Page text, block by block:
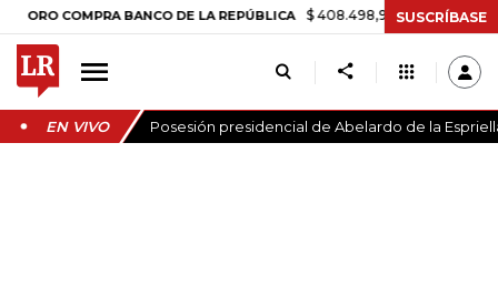
COMPRA BANCO DE LA REPÚBLICA $ 408.498,97 +$ 8.753,81 +2,19%
SUSCRÍBASE
EN VIVO Posesión presidencial de Abelardo de la